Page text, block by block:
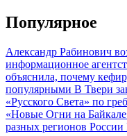
Популярное
Александр Рабинович
информационное
объяснила, почему
популярными В Твери
«Русского Света» по
«Новые Огни на
разных регионов России